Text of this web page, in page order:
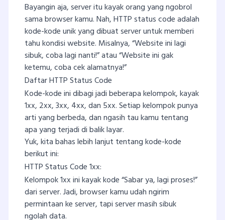
Bayangin aja, server itu kayak orang yang ngobrol
sama browser kamu. Nah, HTTP status code adalah
kode-kode unik yang dibuat server untuk memberi
tahu kondisi website. Misalnya, “Website ini lagi
sibuk, coba lagi nanti!” atau “Website ini gak
ketemu, coba cek alamatnya!”
Daftar HTTP Status Code
Kode-kode ini dibagi jadi beberapa kelompok, kayak
1xx, 2xx, 3xx, 4xx, dan 5xx. Setiap kelompok punya
arti yang berbeda, dan ngasih tau kamu tentang
apa yang terjadi di balik layar.
Yuk, kita bahas lebih lanjut tentang kode-kode
berikut ini:
HTTP Status Code 1xx:
Kelompok 1xx ini kayak kode “Sabar ya, lagi proses!”
dari server. Jadi, browser kamu udah ngirim
permintaan ke server, tapi server masih sibuk
ngolah data.